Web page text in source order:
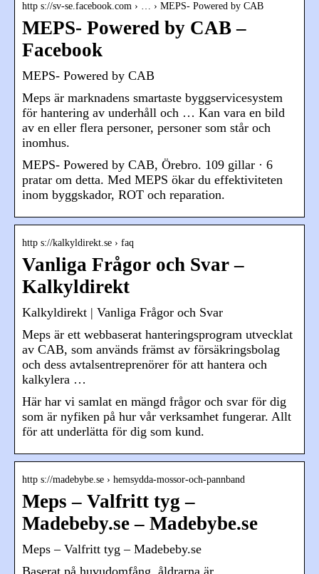
http s://sv-se.facebook.com › … › MEPS- Powered by CAB
MEPS- Powered by CAB –
Facebook
MEPS- Powered by CAB
Meps är marknadens smartaste byggservicesystem
för hantering av underhåll och … Kan vara en bild
av en eller flera personer, personer som står och
inomhus.
MEPS- Powered by CAB, Örebro. 109 gillar · 6
pratar om detta. Med MEPS ökar du effektiviteten
inom byggskador, ROT och reparation.
http s://kalkyldirekt.se › faq
Vanliga Frågor och Svar –
Kalkyldirekt
Kalkyldirekt | Vanliga Frågor och Svar
Meps är ett webbaserat hanteringsprogram utvecklat
av CAB, som används främst av försäkringsbolag
och dess avtalsentreprenörer för att hantera och
kalkylera …
Här har vi samlat en mängd frågor och svar för dig
som är nyfiken på hur vår verksamhet fungerar. Allt
för att underlätta för dig som kund.
http s://madebybe.se › hemsydda-mossor-och-pannband
Meps – Valfritt tyg –
Madebeby.se – Madebybe.se
Meps – Valfritt tyg – Madebeby.se